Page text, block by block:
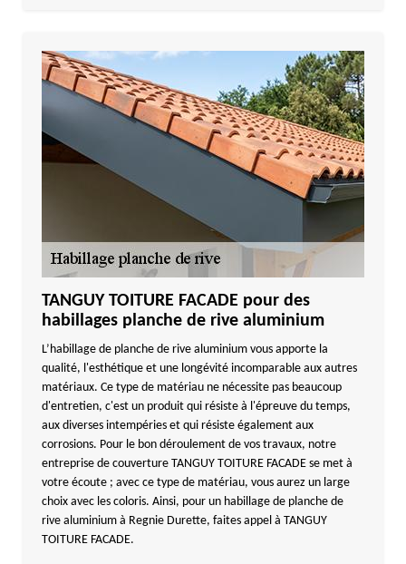
TANGUY TOITURE FACADE pour des
habillages planche de rive aluminium
L’habillage de planche de rive aluminium vous apporte la
qualité, l'esthétique et une longévité incomparable aux autres
matériaux. Ce type de matériau ne nécessite pas beaucoup
d'entretien, c'est un produit qui résiste à l'épreuve du temps,
aux diverses intempéries et qui résiste également aux
corrosions. Pour le bon déroulement de vos travaux, notre
entreprise de couverture TANGUY TOITURE FACADE se met à
votre écoute ; avec ce type de matériau, vous aurez un large
choix avec les coloris. Ainsi, pour un habillage de planche de
rive aluminium à Regnie Durette, faites appel à TANGUY
TOITURE FACADE.